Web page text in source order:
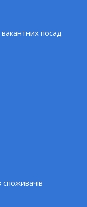
вакантних посад
споживачів